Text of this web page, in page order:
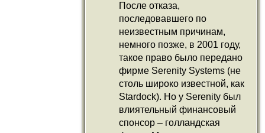
После отказа,
последовавшего по
неизвестным причинам,
немного позже, в 2001 году,
такое право было передано
фирме Serenity Systems (не
столь широко известной, как
Stardock). Но у Serenity был
влиятельный финансовый
спонсор – голландская